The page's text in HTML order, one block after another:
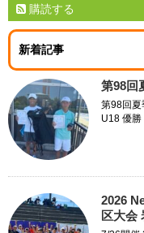
購読する
新着記事
第98回
第98回夏
U18 優勝
2026
区大会